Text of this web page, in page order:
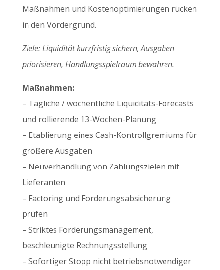
Maßnahmen und Kostenoptimierungen rücken
in den Vordergrund.
Ziele: Liquidität kurzfristig sichern, Ausgaben
priorisieren, Handlungsspielraum bewahren.
Maßnahmen:
– Tägliche / wöchentliche Liquiditäts-Forecasts
und rollierende 13-Wochen-Planung
– Etablierung eines Cash-Kontrollgremiums für
größere Ausgaben
– Neuverhandlung von Zahlungszielen mit
Lieferanten
– Factoring und Forderungsabsicherung
prüfen
– Striktes Forderungsmanagement,
beschleunigte Rechnungsstellung
– Sofortiger Stopp nicht betriebsnotwendiger